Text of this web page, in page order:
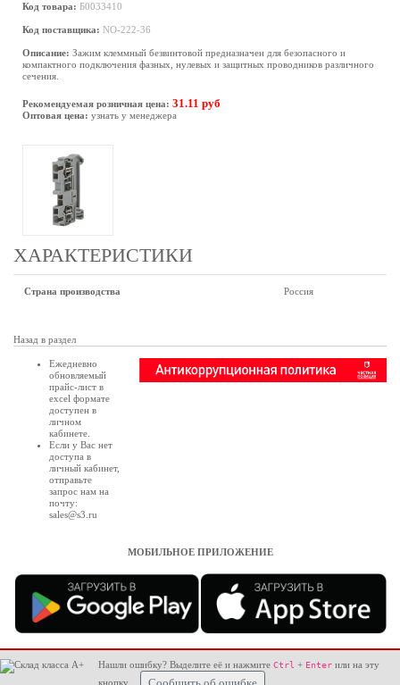
Код товара: Б0033410
Код поставщика: NO-222-36
Описание: Зажим клеммный безвинтовой предназначен для безопасного и
компактного подключения фазных, нулевых и защитных проводников различного
сечения.
Рекомендуемая розничная цена: 31.11 руб
Оптовая цена: узнать у менеджера
ХАРАКТЕРИСТИКИ
Страна производства Россия
Назад в раздел
Ежедневно
обновляемый
прайс-лист в
excel формате
доступен в
личном
кабинете
Если у Вас нет
доступа в
личный кабинет,
отправьте
запрос нам на
почту:
sales@s3.ru
МОБИЛЬНОЕ ПРИЛОЖЕНИЕ
Нашли ошибку? Выделите её и нажмите Ctrl + Enter или на эту
кнопку